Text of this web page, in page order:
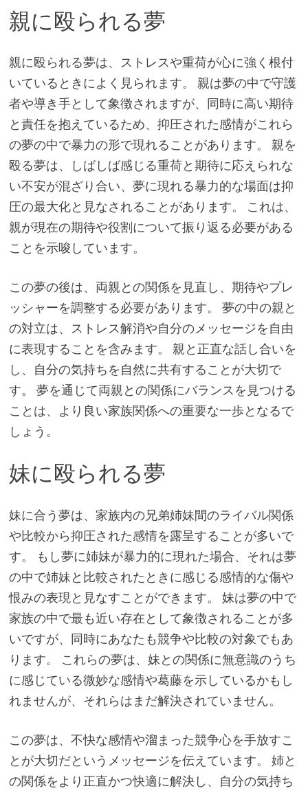
親に殴られる夢
親に殴られる夢は、ストレスや重荷が心に強く根付
いているときによく見られます。 親は夢の中で守護
者や導き手として象徴されますが、同時に高い期待
と責任を抱えているため、抑圧された感情がこれら
の夢の中で暴力の形で現れることがあります。 親を
殴る夢は、しばしば感じる重荷と期待に応えられな
い不安が混ざり合い、夢に現れる暴力的な場面は抑
圧の最大化と見なされることがあります。 これは、
親が現在の期待や役割について振り返る必要がある
ことを示唆しています。
この夢の後は、両親との関係を見直し、期待やプレ
ッシャーを調整する必要があります。 夢の中の親と
の対立は、ストレス解消や自分のメッセージを自由
に表現することを含みます。 親と正直な話し合いを
し、自分の気持ちを自然に共有することが大切で
す。 夢を通じて両親との関係にバランスを見つける
ことは、より良い家族関係への重要な一歩となるで
しょう。
妹に殴られる夢
妹に合う夢は、家族内の兄弟姉妹間のライバル関係
や比較から抑圧された感情を露呈することが多いで
す。 もし夢に姉妹が暴力的に現れた場合、それは夢
の中で姉妹と比較されたときに感じる感情的な傷や
恨みの表現と見なすことができます。 妹は夢の中で
家族の中で最も近い存在として象徴されることが多
いですが、同時にあなたも競争や比較の対象でもあ
ります。 これらの夢は、妹との関係に無意識のうち
に感じている微妙な感情や葛藤を示しているかもし
れませんが、それらはまだ解決されていません。
この夢は、不快な感情や溜まった競争心を手放すこ
とが大切だというメッセージを伝えています。 姉と
の関係をより正直かつ快適に解決し、自分の気持ち